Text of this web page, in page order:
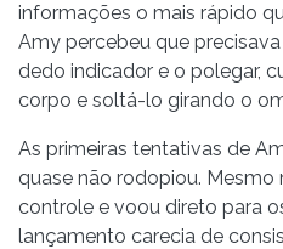
informações o mais rápido
Amy percebeu que
dedo indicador e o polegar,
corpo e soltá-lo girando o
As primeiras tentativas de
quase não rodopiou. Mesmo
controle e voou direto para
lançamento carecia de